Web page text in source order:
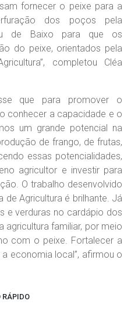
fornecer o peixe para a
dos poços pela
de Baixo para que os
do peixe, orientados pela
completou Cléa
que para promover o
conhecer a capacidade e o
um grande potencial na
de frango, de frutas,
essas potencialidades,
agricultor e investir para
O trabalho desenvolvido
de Agricultura é brilhante. Já
e verduras no cardápio dos
agricultura familiar, por meio
com o peixe. Fortalecer a
economia local”, afirmou o
RÁPIDO